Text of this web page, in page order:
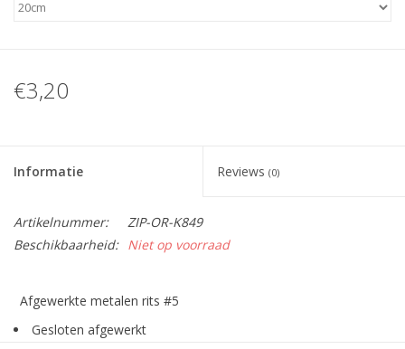
€3,20
Informatie Reviews (0)
Artikelnummer:
ZIP-OR-K849
Beschikbaarheid: Niet op voorraad
Afgewerkte metalen rits #5
Gesloten afgewerkt